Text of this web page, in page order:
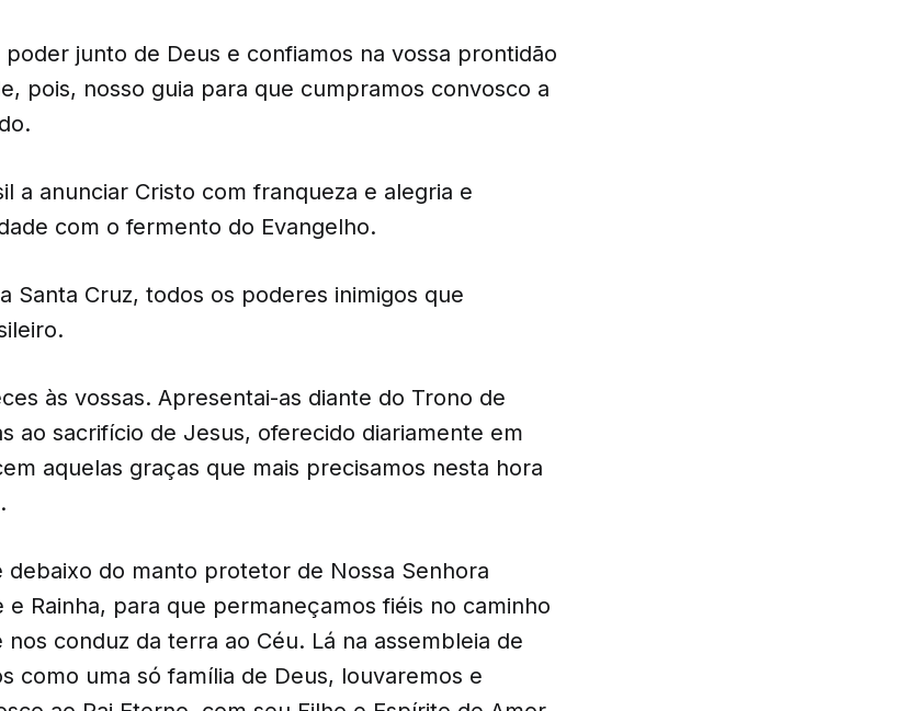
junto de Deus e confiamos na vossa prontidão
pois, nosso guia para que cumpramos convosco a
a anunciar Cristo com franqueza e alegria e
com o fermento do Evangelho.
Santa Cruz, todos os poderes inimigos que
às vossas. Apresentai-as diante do Trono de
ao sacrifício de Jesus, oferecido diariamente em
aquelas graças que mais precisamos nesta hora
debaixo do manto protetor de Nossa Senhora
e Rainha, para que permaneçamos fiéis no caminho
conduz da terra ao Céu. Lá na assembleia de
como uma só família de Deus, louvaremos e